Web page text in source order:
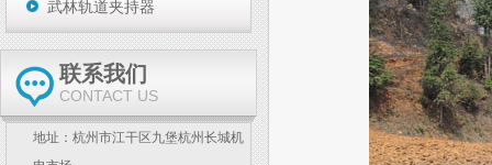
武林轨道夹持器
联系我们
CONTACT US
地址：杭州市江干区九堡杭州长城机